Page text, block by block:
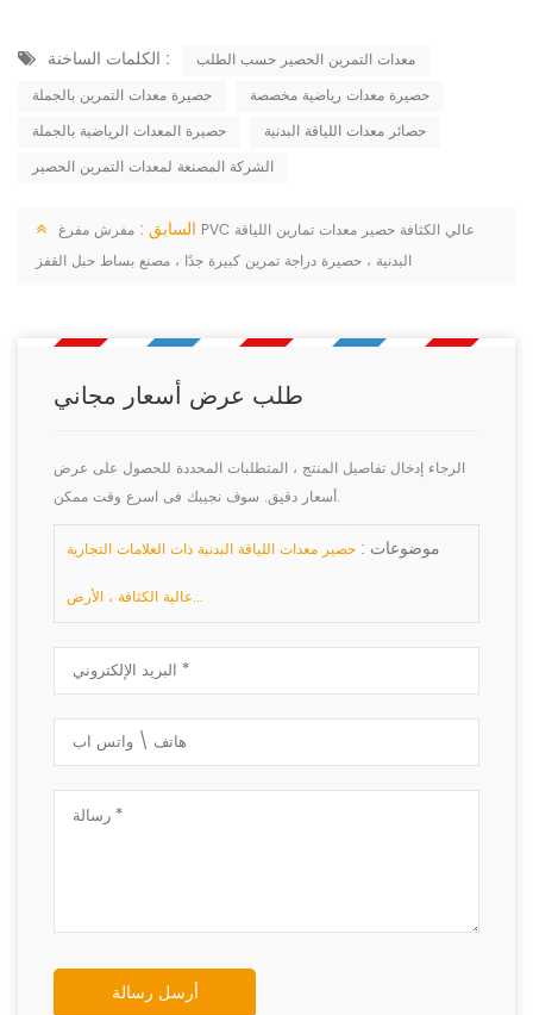
الكلمات الساخنة :
معدات التمرين الحصير حسب الطلب
حصيرة معدات التمرين بالجملة
حصيرة معدات رياضية مخصصة
حصيرة المعدات الرياضية بالجملة
حصائر معدات اللياقة البدنية
الشركة المصنعة لمعدات التمرين الحصير
السابق : مفرش مفرغ PVC عالي الكثافة حصير معدات تمارين اللياقة
البدنية ، حصيرة دراجة تمرين كبيرة جدًا ، مصنع بساط حبل القفز
طلب عرض أسعار مجاني
الرجاء إدخال تفاصيل المنتج ، المتطلبات المحددة للحصول على عرض
أسعار دقيق. سوف نجيبك فى اسرع وقت ممكن.
موضوعات : حصير معدات اللياقة البدنية ذات العلامات التجارية
عالية الكثافة ، الأرض...
أرسل رسالة